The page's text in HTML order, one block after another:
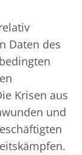
Daten des
Krisen aus
und